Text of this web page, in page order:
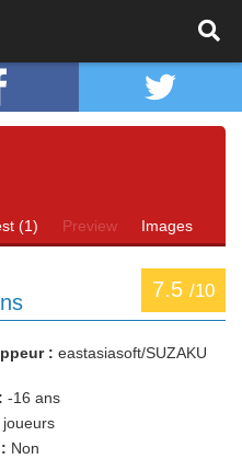
(1) Preview Images
7.5 /10
: eastasiasoft/SUZAKU
-16 ans
joueurs
Non